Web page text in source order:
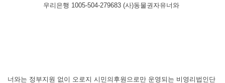
우리은행 1005-504-279683 (사)동물권자유너와
​너와는 정부지원 없이 오로지 시민의후원으로만 운영되는 비영리법인단